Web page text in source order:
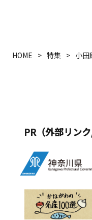
HOME 特集 小田
PR（外部リン